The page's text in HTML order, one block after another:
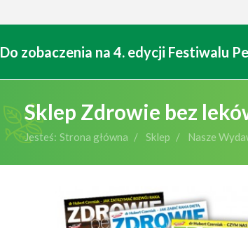
Do zobaczenia na 4. edycji Festiwalu
Sklep Zdrowie bez
Jesteś: Strona główna Sklep Nasze